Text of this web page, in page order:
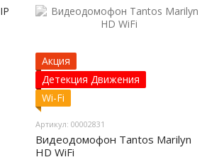
Акция
Детекция Движения
Wi-Fi
Артикул: 00002831
Видеодомофон Tantos Marilyn
HD WiFi